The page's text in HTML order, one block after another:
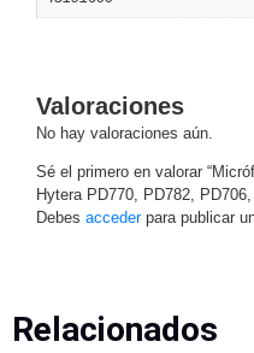
Cámaras
TurboHD
/ AHD /
HD-TVI
Ambientes
SalinosAntiexplosión
/ Eyeball /
PinholePTZ
Valoraciones
No hay valoraciones aún.
Sé el primero en valorar
Hytera PD770, PD782, PD706,
Debes accederpara publicar
Relacionados